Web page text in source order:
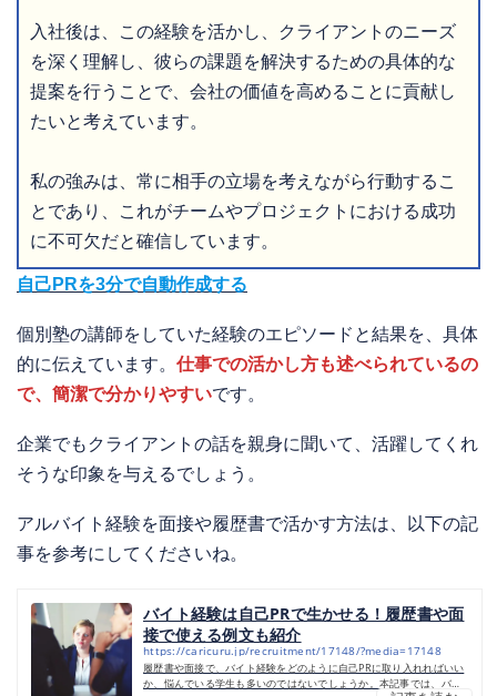
入社後は、この経験を活かし、クライアントのニーズ
を深く理解し、彼らの課題を解決するための具体的な
提案を行うことで、会社の価値を高めることに貢献し
たいと考えています。
私の強みは、常に相手の立場を考えながら行動するこ
とであり、これがチームやプロジェクトにおける成功
に不可欠だと確信しています。
自己PRを3分で自動作成する
個別塾の講師をしていた経験のエピソードと結果を、具体
的に伝えています。 仕事での活かし方も述べられているの
で、簡潔で分かりやすいです。
企業でもクライアントの話を親身に聞いて、活躍してくれ
そうな印象を与えるでしょう。
アルバイト経験を面接や履歴書で活かす方法は、以下の記
事を参考にしてくださいね。
バイト経験は自己PRで生かせる！履歴書や面
接で使える例文も紹介
https://caricuru.jp/recruitment/17148/?media=17148
履歴書や面接で、バイト経験をどのように自己PRに取り入れればいい
か、悩んでいる学生も多いのではないでしょうか。本記事では、バイ